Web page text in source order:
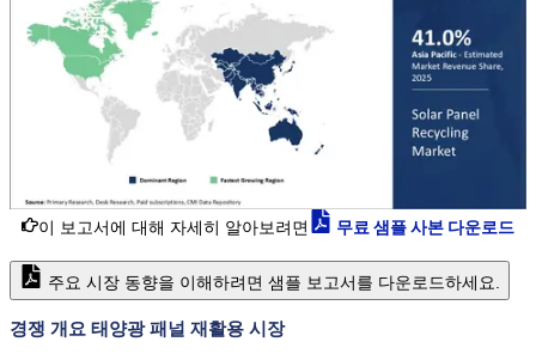
이 보고서에 대해 자세히 알아보려면 무료 샘플 사본 다운로드
주요 시장 동향을 이해하려면 샘플 보고서를 다운로드하세요.
경쟁 개요 태양광 패널 재활용 시장